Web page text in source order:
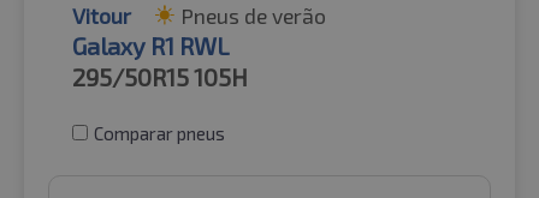
Vitour Pneus de verão
Galaxy R1 RWL
295/50R15105H
Comparar pneus